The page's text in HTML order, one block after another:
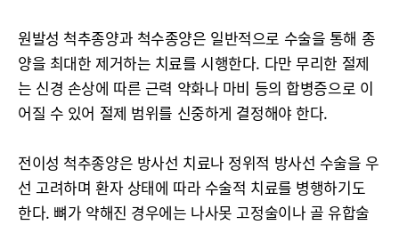
원발성 척추종양과 척수종양은 일반적으로 수술을 통해 종
양을 최대한 제거하는 치료를 시행한다. 다만 무리한 절제
는 신경 손상에 따른 근력 약화나 마비 등의 합병증으로 이
어질 수 있어 절제 범위를 신중하게 결정해야 한다.
전이성 척추종양은 방사선 치료나 정위적 방사선 수술을 우
선 고려하며 환자 상태에 따라 수술적 치료를 병행하기도
한다. 뼈가 약해진 경우에는 나사못 고정술이나 골 유합술